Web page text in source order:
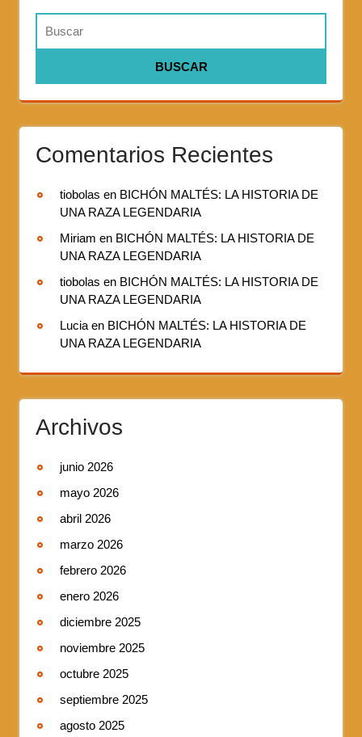
Comentarios Recientes
tiobolas en BICHÓN MALTÉS: LA HISTORIA DE
UNA RAZA LEGENDARIA
Miriam en BICHÓN MALTÉS: LA HISTORIA DE
UNA RAZA LEGENDARIA
tiobolas en BICHÓN MALTÉS: LA HISTORIA DE
UNA RAZA LEGENDARIA
Lucia en BICHÓN MALTÉS: LA HISTORIA DE
UNA RAZA LEGENDARIA
Archivos
junio 2026
mayo 2026
abril 2026
marzo 2026
febrero 2026
enero 2026
diciembre 2025
noviembre 2025
octubre 2025
septiembre 2025
agosto 2025